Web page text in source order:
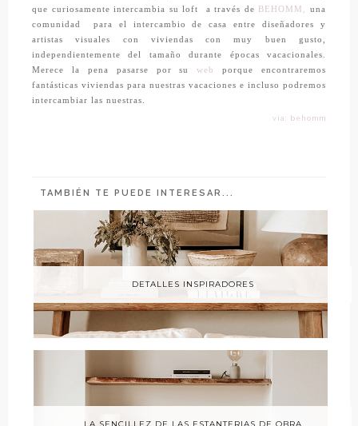
que curiosamente intercambia su loft a través de
BEHOMM,
una
comunidad para el intercambio de casa entre diseñadores y
artistas visuales con viviendas con muy buen gusto,
independientemente del tamaño durante épocas vacacionales.
Merece la pena pasarse por suweb
porque encontraremos
fantásticas viviendas para nuestras vacaciones e incluso podremos
intercambiar las nuestras.
vía: behomm
TAMBIÉN TE PUEDE INTERESAR...
DETALLES INSPIRADORES
LA SENCILLEZ DE LAS ESTANTERIAS DE OBRA